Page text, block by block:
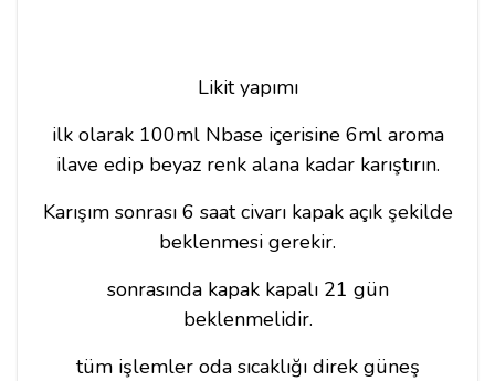
Likit yapımı
ilk olarak 100ml Nbase içerisine 6ml aroma
ilave edip beyaz renk alana kadar karıştırın.
Karışım sonrası 6 saat civarı kapak açık şekilde
beklenmesi gerekir.
sonrasında kapak kapalı 21 gün
beklenmelidir.
tüm işlemler oda sıcaklığı direk güneş